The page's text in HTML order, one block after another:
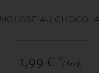
MOUSSE AU
1,99 € */ 60 g